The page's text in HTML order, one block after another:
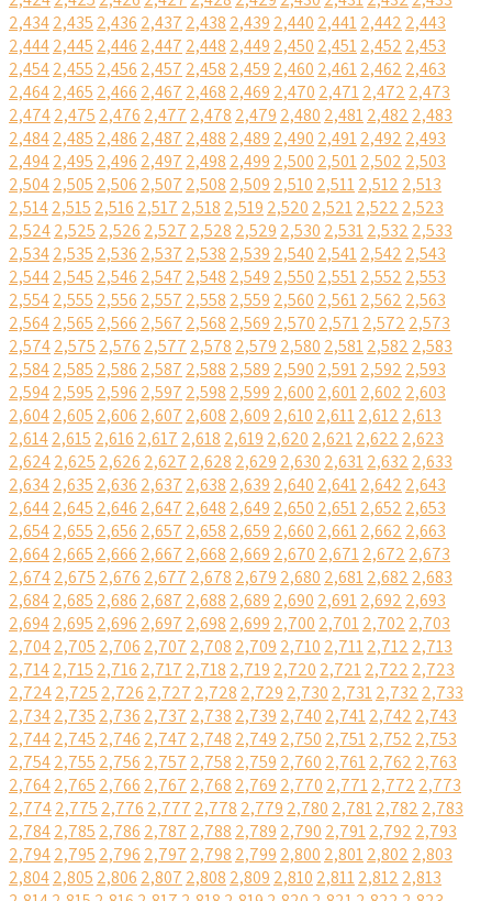
2,4342,435 2,436 2,437 2,438 2,439 2,440 2,4412,442 2,443
2,4442,445 2,446 2,447 2,448 2,449 2,450 2,4512,452 2,453
2,4542,455 2,456 2,457 2,458 2,459 2,460 2,4612,462 2,463
2,4642,465 2,466 2,467 2,468 2,469 2,470 2,4712,472 2,473
2,4742,475 2,476 2,477 2,478 2,479 2,480 2,4812,482 2,483
2,4842,485 2,486 2,487 2,488 2,489 2,490 2,4912,492 2,493
2,4942,495 2,496 2,497 2,498 2,499 2,500 2,5012,502 2,503
2,5042,505 2,506 2,507 2,508 2,509 2,510 2,5112,512 2,513
2,5142,515 2,516 2,517 2,518 2,519 2,520 2,5212,522 2,523
2,5242,525 2,526 2,527 2,528 2,529 2,530 2,5312,532 2,533
2,5342,535 2,536 2,537 2,538 2,539 2,540 2,5412,542 2,543
2,5442,545 2,546 2,547 2,548 2,549 2,550 2,5512,552 2,553
2,5542,555 2,556 2,557 2,558 2,559 2,560 2,5612,562 2,563
2,5642,565 2,566 2,567 2,568 2,569 2,570 2,5712,572 2,573
2,5742,575 2,576 2,577 2,578 2,579 2,580 2,5812,582 2,583
2,5842,585 2,586 2,587 2,588 2,589 2,590 2,5912,592 2,593
2,5942,595 2,596 2,597 2,598 2,599 2,600 2,6012,602 2,603
2,6042,605 2,606 2,607 2,608 2,609 2,610 2,6112,612 2,613
2,6142,615 2,616 2,617 2,618 2,619 2,620 2,6212,622 2,623
2,6242,625 2,626 2,627 2,628 2,629 2,630 2,6312,632 2,633
2,6342,635 2,636 2,637 2,638 2,639 2,640 2,6412,642 2,643
2,6442,645 2,646 2,647 2,648 2,649 2,650 2,6512,652 2,653
2,6542,655 2,656 2,657 2,658 2,659 2,660 2,6612,662 2,663
2,6642,665 2,666 2,667 2,668 2,669 2,670 2,6712,672 2,673
2,6742,675 2,676 2,677 2,678 2,679 2,680 2,6812,682 2,683
2,6842,685 2,686 2,687 2,688 2,689 2,690 2,6912,692 2,693
2,6942,695 2,696 2,697 2,698 2,699 2,700 2,7012,702 2,703
2,7042,705 2,706 2,707 2,708 2,709 2,710 2,7112,712 2,713
2,7142,715 2,716 2,717 2,718 2,719 2,720 2,7212,722 2,723
2,7242,725 2,726 2,727 2,728 2,729 2,730 2,7312,732 2,733
2,7342,735 2,736 2,737 2,738 2,739 2,740 2,7412,742 2,743
2,7442,745 2,746 2,747 2,748 2,749 2,750 2,7512,752 2,753
2,7542,755 2,756 2,757 2,758 2,759 2,760 2,7612,762 2,763
2,7642,765 2,766 2,767 2,768 2,769 2,770 2,7712,772 2,773
2,7742,775 2,776 2,777 2,778 2,779 2,780 2,7812,782 2,783
2,7842,785 2,786 2,787 2,788 2,789 2,790 2,7912,792 2,793
2,7942,795 2,796 2,797 2,798 2,799 2,800 2,8012,802 2,803
2,8042,805 2,806 2,807 2,808 2,809 2,810 2,8112,812 2,813